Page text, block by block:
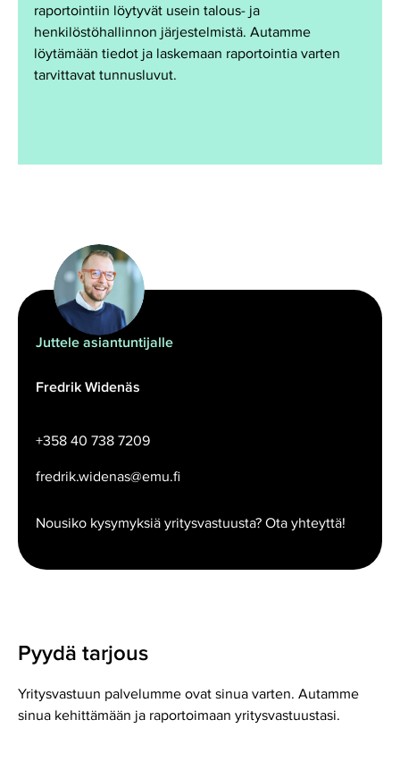
raportointiin löytyvät usein talous- ja
henkilöstöhallinnon järjestelmistä. Autamme
löytämään tiedot ja laskemaan raportointia varten
tarvittavat tunnusluvut.
Juttele asiantuntijalle
Fredrik Widenäs
+358 40 738 7209
fredrik.widenas@emu.fi
Nousiko kysymyksiä yritysvastuusta? Ota yhteyttä!
Pyydä tarjous
Yritysvastuun palvelumme ovat sinua varten. Autamme
sinua kehittämään ja raportoimaan yritysvastuustasi.